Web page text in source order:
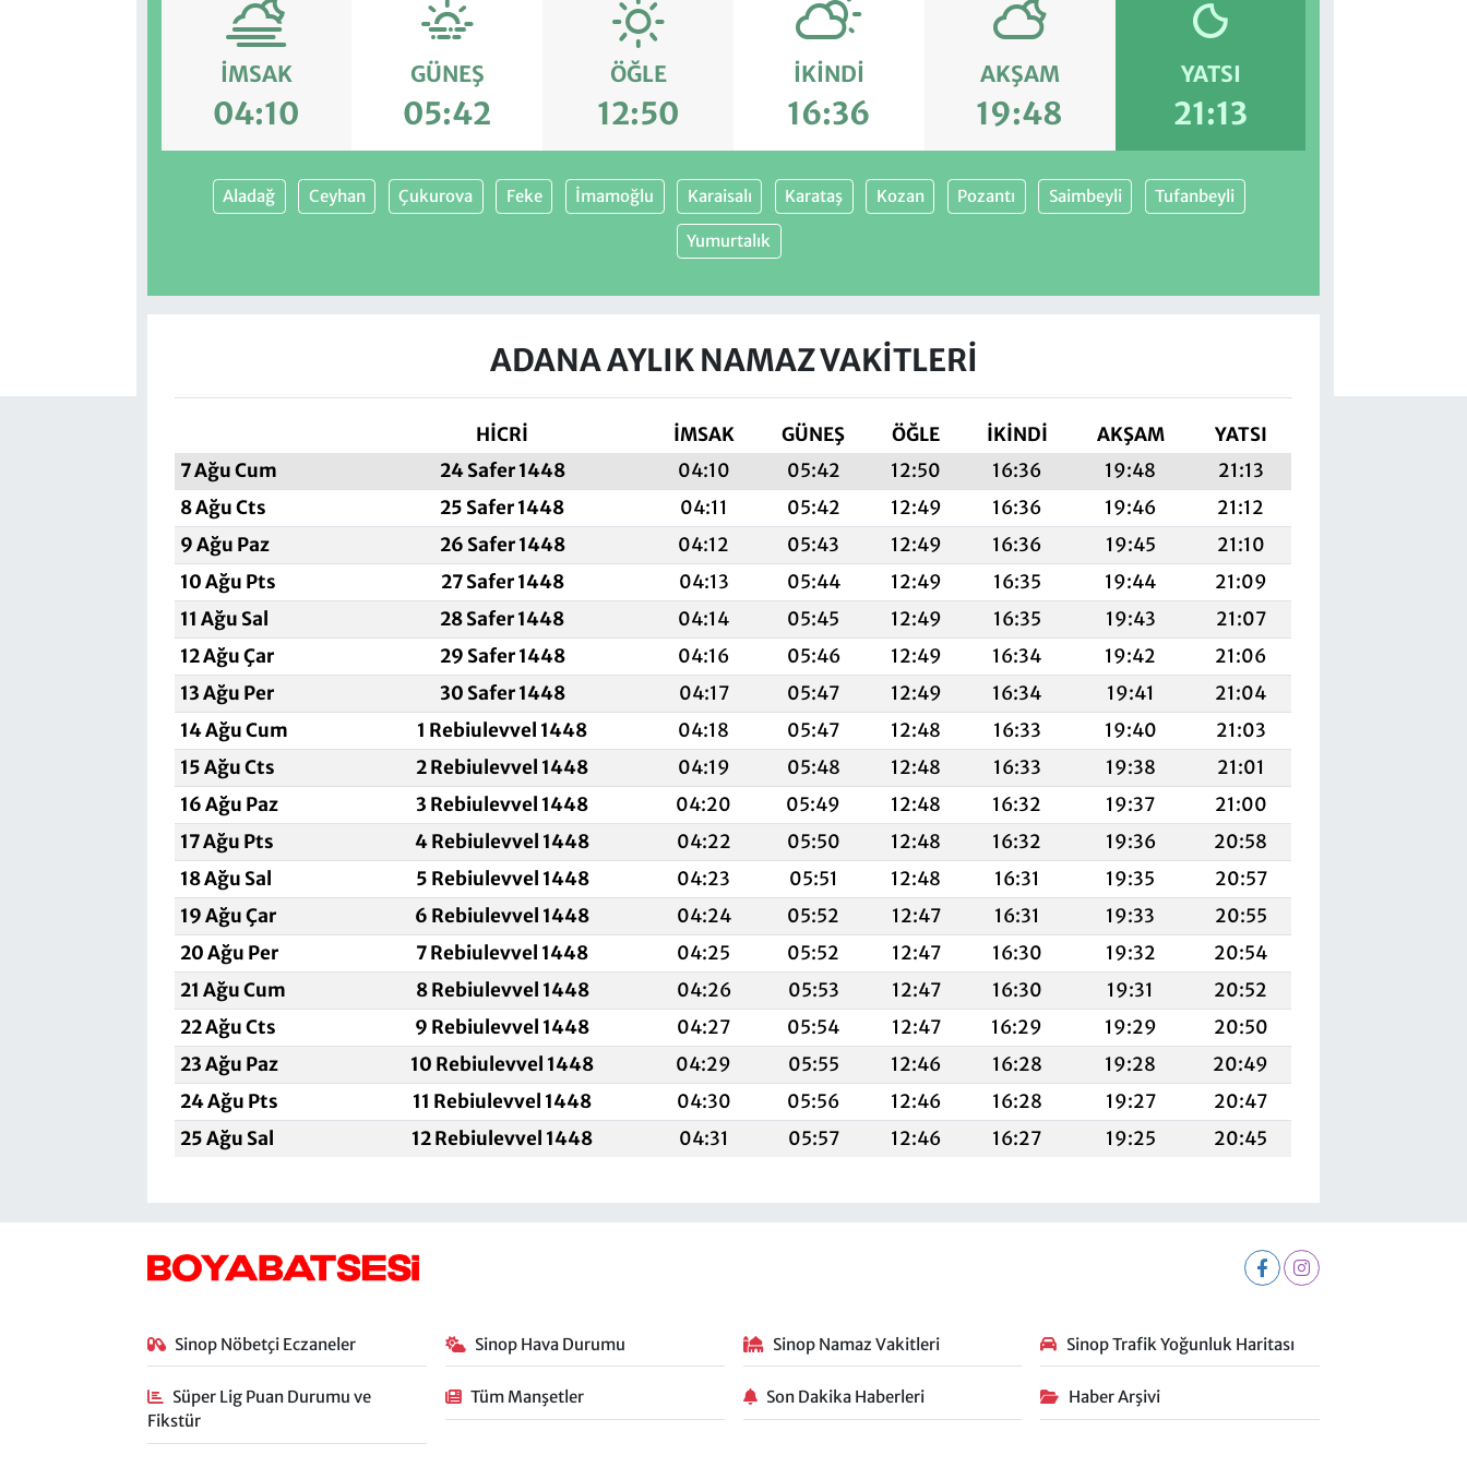
İMSAK
04:10
GÜNEŞ
05:42
ÖĞLE
12:50
İKINDI
16:36
AKŞAM
19:48
YATSI
21:13
Aladağ Ceyhan Çukurova Feke İmamoğlu Karaisalı Karataş Kozan Pozantı Saimbeyli Tufanbeyli
Yumurtalık
ADANA AYLIK NAMAZ VAKITLERI
HİCRİ İMSAK GÜNEŞ ÖĞLE İKINDI AKŞAM
YATSI
7 Ağu Cum
24 Safer 1448 04:10 05:42 12:50 16:36 19:48
21:13
8 Ağu Cts
25 Safer 1448 04:11 05:42 12:49 16:36 19:46
21:12
9 Ağu Paz
26 Safer 1448 04:12 05:43 12:49 16:36 19:45
21:10
10 Ağu Pts
27 Safer 1448 04:13 05:44 12:49 16:35 19:44
21:09
11 Ağu Sal
28 Safer 1448 04:14 05:45 12:49 16:35 19:43
21:07
12 Ağu Çar
29 Safer 1448 04:16 05:46 12:49 16:34 19:42
21:06
13 Ağu Per
30 Safer 1448 04:17 05:47 12:49 16:34 19:41
21:04
14 Ağu Cum
1 Rebiulevvel 1448 04:18 05:47 12:48 16:33 19:40
21:03
15 Ağu Cts
2 Rebiulevvel 1448 04:19 05:48 12:48 16:33 19:38
21:01
16 Ağu Paz
3 Rebiulevvel 1448 04:20 05:49 12:48 16:32 19:37
21:00
17 Ağu Pts
4 Rebiulevvel 1448 04:22 05:50 12:48 16:32 19:36
20:58
18 Ağu Sal
5 Rebiulevvel 1448 04:23 05:51 12:48 16:31 19:35
20:57
19 Ağu Çar
6 Rebiulevvel 1448 04:24 05:52 12:47 16:31 19:33
20:55
20 Ağu Per
7 Rebiulevvel 1448 04:25 05:52 12:47 16:30 19:32
20:54
21 Ağu Cum
8 Rebiulevvel 1448 04:26 05:53 12:47 16:30 19:31
20:52
22 Ağu Cts
9 Rebiulevvel 1448 04:27 05:54 12:47 16:29 19:29
20:50
23 Ağu Paz
10 Rebiulevvel 1448 04:29 05:55 12:46 16:28 19:28
20:49
24 Ağu Pts
11 Rebiulevvel 1448 04:30 05:56 12:46 16:28 19:27
20:47
25 Ağu Sal
12 Rebiulevvel 1448 04:31 05:57 12:46 16:27 19:25 20:45
Sinop Nöbetçi Eczaneler Sinop Hava Durumu Sinop Namaz Vakitleri Sinop Trafik Yoğunluk Haritası
Süper Lig Puan Durumu ve
Fikstür
Tüm Manşetler Son Dakika Haberleri Haber Arşivi